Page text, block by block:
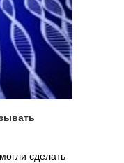
сделать